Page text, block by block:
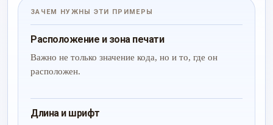
ЗАЧЕМ НУЖНЫ ЭТИ ПРИМЕРЫ
Расположение и зона печати
Важно не только значение кода, но и то, где он
расположен.
Длина и шрифт